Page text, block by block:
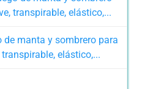
de manta y sombrero para
elástico,...